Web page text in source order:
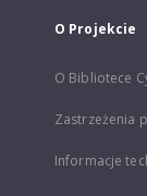
O Projekcie
O Bibliotece
Zastrzeżenia
Informacje